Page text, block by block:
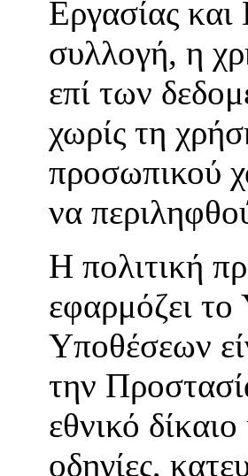
Εργασίας
συλλογή, η
επί των
χωρίς τη
προσωπικού
να
Η πολιτική
εφαρμόζει
Υποθέσεων
την
εθνικό
οδηγίες,